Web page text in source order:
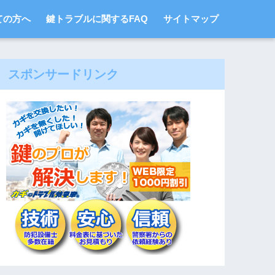
の方へ 鍵トラブルに関するFAQ サイトマップ
スポンサードリンク